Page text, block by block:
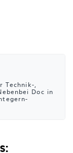
Technik-,
Doc in